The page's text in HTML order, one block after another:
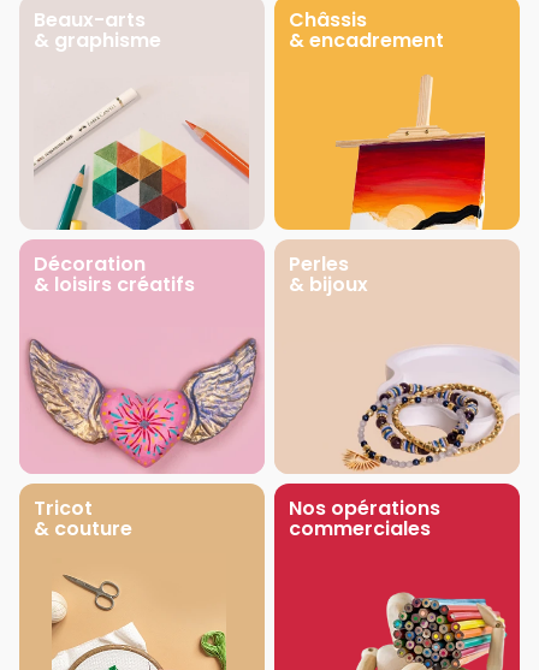
Beaux-arts
& graphisme
Châssis
& encadrement
Décoration
& loisirs créatifs
Perles
& bijoux
Tricot
& couture
Nos opérations
commerciales